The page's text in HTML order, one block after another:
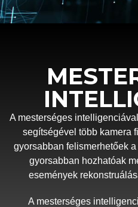
A mesterséges
segítségével több kamera
gyorsabban felismerhetőek
gyorsabban hozhatóak
események
A mesterséges